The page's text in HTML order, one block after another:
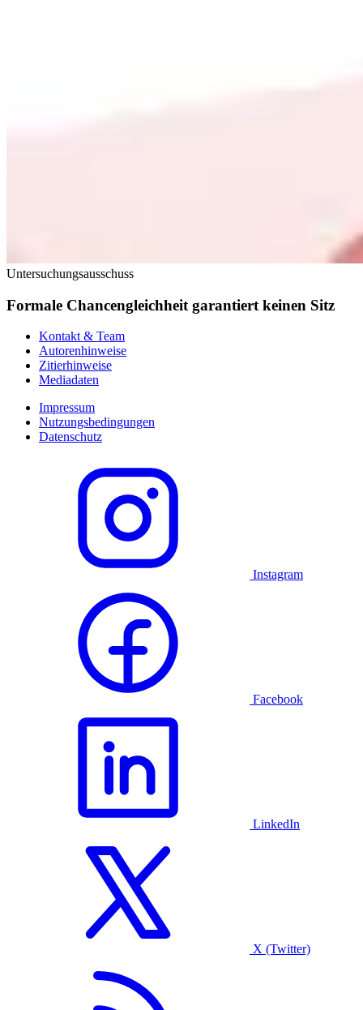
Untersuchungsausschuss
Formale Chancengleichheit garantiert keinen Sitz
Kontakt & Team
Autorenhinweise
Zitierhinweise
Mediadaten
Impressum
Nutzungsbedingungen
Datenschutz
Instagram
Facebook
LinkedIn
X (Twitter)